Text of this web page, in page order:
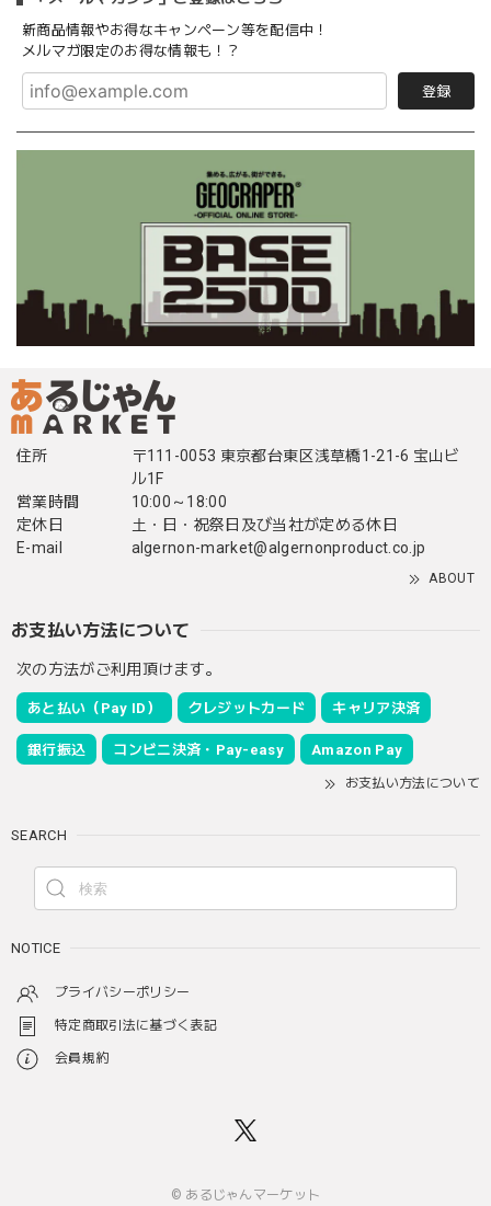
新商品情報やお得なキャンペーン等を配信中！
メルマガ限定のお得な情報も！？
登録
住所
〒111-0053 東京都台東区浅草橋1-21-6 宝山ビ
ル1F
営業時間
10:00～18:00
定休日
土・日・祝祭日及び当社が定める休日
E-mail
algernon-market@algernonproduct.co.jp
ABOUT
お支払い方法について
次の方法がご利用頂けます。
あと払い（Pay ID） クレジットカード キャリア決済
銀行振込 コンビニ決済・Pay-easy Amazon Pay
お支払い方法について
SEARCH
NOTICE
プライバシーポリシー
特定商取引法に基づく表記
会員規約
© あるじゃんマーケット